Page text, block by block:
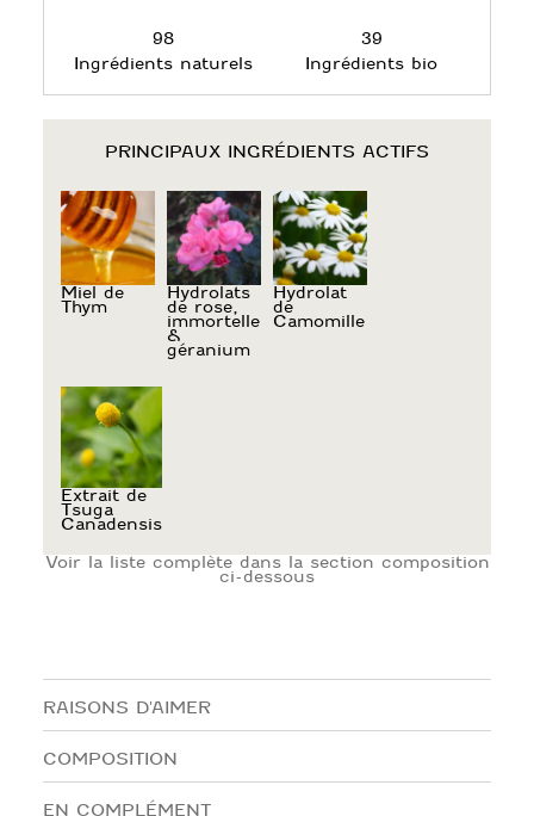
98
Ingrédients naturels
39
Ingrédients bio
PRINCIPAUX INGRÉDIENTS ACTIFS
Miel de
Thym
Hydrolats
de rose,
immortelle
&
géranium
Hydrolat
de
Camomille
Extrait de
Tsuga
Canadensis
Voir la liste complète dans la section composition
ci-dessous
RAISONS D'AIMER
COMPOSITION
Miel de Thym
Réputé cicatrisant
EN COMPLÉMENT